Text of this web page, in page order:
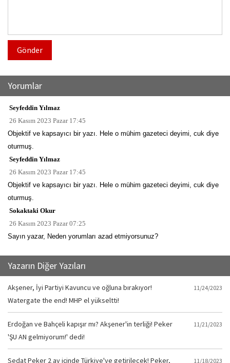
Gönder
Yorumlar
Seyfeddin Yılmaz
26 Kasım 2023 Pazar 17:45
Objektif ve kapsayıcı bir yazı. Hele o mühim gazeteci deyimi, cuk diye
oturmuş.
Seyfeddin Yılmaz
26 Kasım 2023 Pazar 17:45
Objektif ve kapsayıcı bir yazı. Hele o mühim gazeteci deyimi, cuk diye
oturmuş.
Sokaktaki Okur
26 Kasım 2023 Pazar 07:25
Sayın yazar, Neden yorumları azad etmiyorsunuz?
Yazarın Diğer Yazıları
Akşener, İyi Partiyi Kavuncu ve oğluna bırakıyor!
Watergate the end! MHP el yükseltti!
11/24/2023
Erdoğan ve Bahçeli kapışır mı? Akşener'in terliği! Peker
'ŞU AN gelmiyorum!' dedi!
11/21/2023
Sedat Peker 2 ay içinde Türkiye'ye getirilecek! Peker,
11/18/2023